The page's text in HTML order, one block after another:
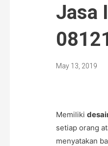
Jasa
May 13, 2019
Memiliki
setiap orang
menyatakan